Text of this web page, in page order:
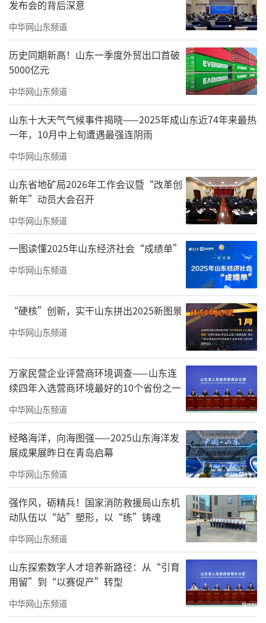
2月15日春节假期前夕，泰安市中心医院党
委委员、副院长袁海鹏带队深入门急诊、重症
监护室、新升级改造病房及保卫科监控室开展
巡查。在门急诊，他详细了解节日就诊流量、
急诊绿色通道运行及应急值守安排，要求优化
服务流程，保障急危重症患者及时救治。在重
症监护室，重点核查危重病人救治设备运行及
核心医疗制度落实情况，表示要时刻保持应急
状态，严守医疗安全底线。在新改造病房区
域，实地查看环境设施与消防安全配置，叮嘱
相关科室以新环境启用为契机，持续提升服务
品质，打造温馨就医环境。在保卫科监控室，
检查安防系统运行与应急响应机制，要求强化
节日值班值守工作。
发布会的背后深意
中华网山东频道
历史同期新高！山东一季度外贸出口首破
5000亿元
中华网山东频道
山东十大天气气候事件揭晓——2025年成山东近74年来最热
一年，10月中上旬遭遇最强连阴雨
中华网山东频道
山东省地矿局2026年工作会议暨“改革创
新年”动员大会召开
中华网山东频道
一图读懂2025年山东经济社会“成绩单”
中华网山东频道
“硬核”创新，实干山东拼出2025新图景
中华网山东频道
万家民营企业评营商环境调查——山东连
续四年入选营商环境最好的10个省份之一
中华网山东频道
经略海洋，向海图强——2025山东海洋发
展成果展昨日在青岛启幕
中华网山东频道
强作风，砺精兵！国家消防救援局山东机
动队伍以“站”塑形，以“练”铸魂
中华网山东频道
山东探索数字人才培养新路径：从“引育
用留”到“以赛促产”转型
中华网山东频道